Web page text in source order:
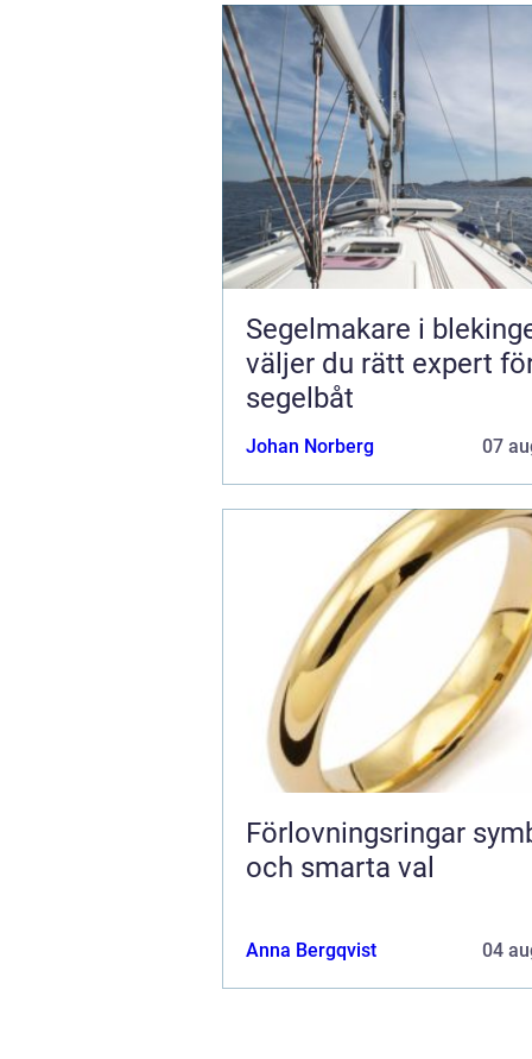
Segelmakare i blekinge
väljer du rätt expert
segelbåt
Johan Norberg 07
Förlovningsringar symbol, stil
och smarta val
Anna Bergqvist 04